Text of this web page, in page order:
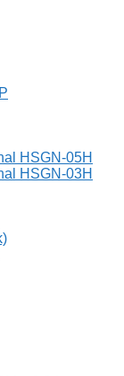
HSGN-05H
HSGN-03H